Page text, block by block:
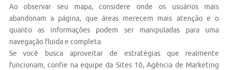
Ao observar seu mapa, considere onde os usuários mais
abandonam a página, que áreas merecem mais atenção e o
quanto as informações podem ser manipuladas para uma
navegação fluida e completa.
Se você busca aproveitar de estratégias que realmente
funcionam, confie na equipe da Sites 10, Agência de Marketing